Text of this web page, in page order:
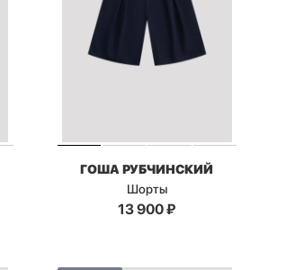
ГОША РУБЧИНСКИЙ
Шорты
13 900₽